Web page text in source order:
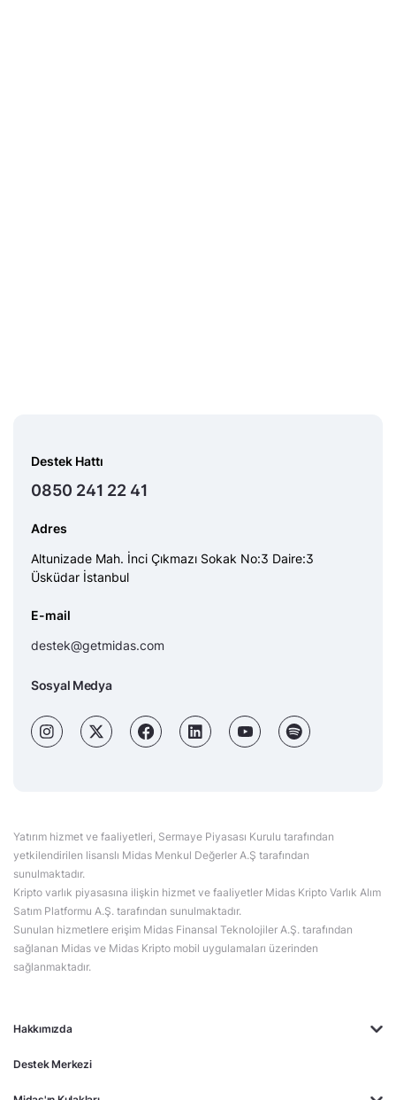
Hakkımızda
Destek Merkezi
Destek Hattı
0850 241 22 41
Adres
Altunizade Mah. İnci Çıkmazı Sokak No:3 Daire:3
Üsküdar İstanbul
E-mail
destek@getmidas.com
Sosyal Medya
Yatırım hizmet ve faaliyetleri, Sermaye Piyasası Kurulu tarafından
yetkilendirilen lisanslı Midas Menkul Değerler A.Ş tarafından
sunulmaktadır.
Kripto varlık piyasasına ilişkin hizmet ve faaliyetler Midas Kripto Varlık Alım
Satım Platformu A.Ş. tarafından sunulmaktadır.
Sunulan hizmetlere erişim Midas Finansal Teknolojiler A.Ş. tarafından
sağlanan Midas ve Midas Kripto mobil uygulamaları üzerinden
sağlanmaktadır.